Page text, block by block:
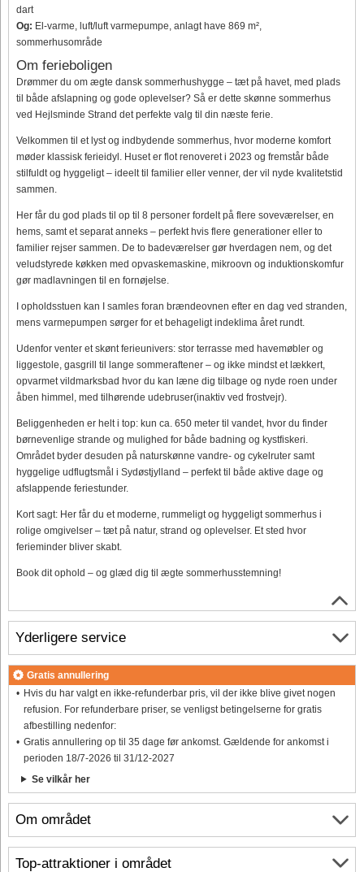
dart
Og: El-varme, luft/luft varmepumpe, anlagt have 869 m²,
sommerhusområde
Om ferieboligen
Drømmer du om ægte dansk sommerhushygge – tæt på havet, med plads
til både afslapning og gode oplevelser? Så er dette skønne sommerhus
ved Hejlsminde Strand det perfekte valg til din næste ferie.
Velkommen til et lyst og indbydende sommerhus, hvor moderne komfort
møder klassisk ferieidyl. Huset er flot renoveret i 2023 og fremstår både
stilfuldt og hyggeligt – ideelt til familier eller venner, der vil nyde kvalitetstid
sammen.
Her får du god plads til op til 8 personer fordelt på flere soveværelser, en
hems, samt et separat anneks – perfekt hvis flere generationer eller to
familier rejser sammen. De to badeværelser gør hverdagen nem, og det
veludstyrede køkken med opvaskemaskine, mikroovn og induktionskomfur
gør madlavningen til en fornøjelse.
I opholdsstuen kan I samles foran brændeovnen efter en dag ved stranden,
mens varmepumpen sørger for et behageligt indeklima året rundt.
Udenfor venter et skønt ferieunivers: stor terrasse med havemøbler og
liggestole, gasgrill til lange sommeraftener – og ikke mindst et lækkert,
opvarmet vildmarksbad hvor du kan læne dig tilbage og nyde roen under
åben himmel, med tilhørende udebruser(inaktiv ved frostvejr).
Beliggenheden er helt i top: kun ca. 650 meter til vandet, hvor du finder
børnevenlige strande og mulighed for både badning og kystfiskeri.
Området byder desuden på naturskønne vandre- og cykelruter samt
hyggelige udflugtsmål i Sydøstjylland – perfekt til både aktive dage og
afslappende feriestunder.
Kort sagt: Her får du et moderne, rummeligt og hyggeligt sommerhus i
rolige omgivelser – tæt på natur, strand og oplevelser. Et sted hvor
ferieminder bliver skabt.
Book dit ophold – og glæd dig til ægte sommerhusstemning!
Om området
Yderligere service
Gratis annullering
Hvis du har valgt en ikke-refunderbar pris, vil der ikke blive givet nogen
refusion. For refunderbare priser, se venligst betingelserne for gratis
afbestilling nedenfor:
Gratis annullering op til 35 dage før ankomst. Gældende for ankomst i
perioden 18/7-2026 til 31/12-2027
Se vilkår her
Top-attraktioner i området